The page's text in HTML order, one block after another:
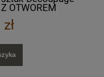
OTWOREM